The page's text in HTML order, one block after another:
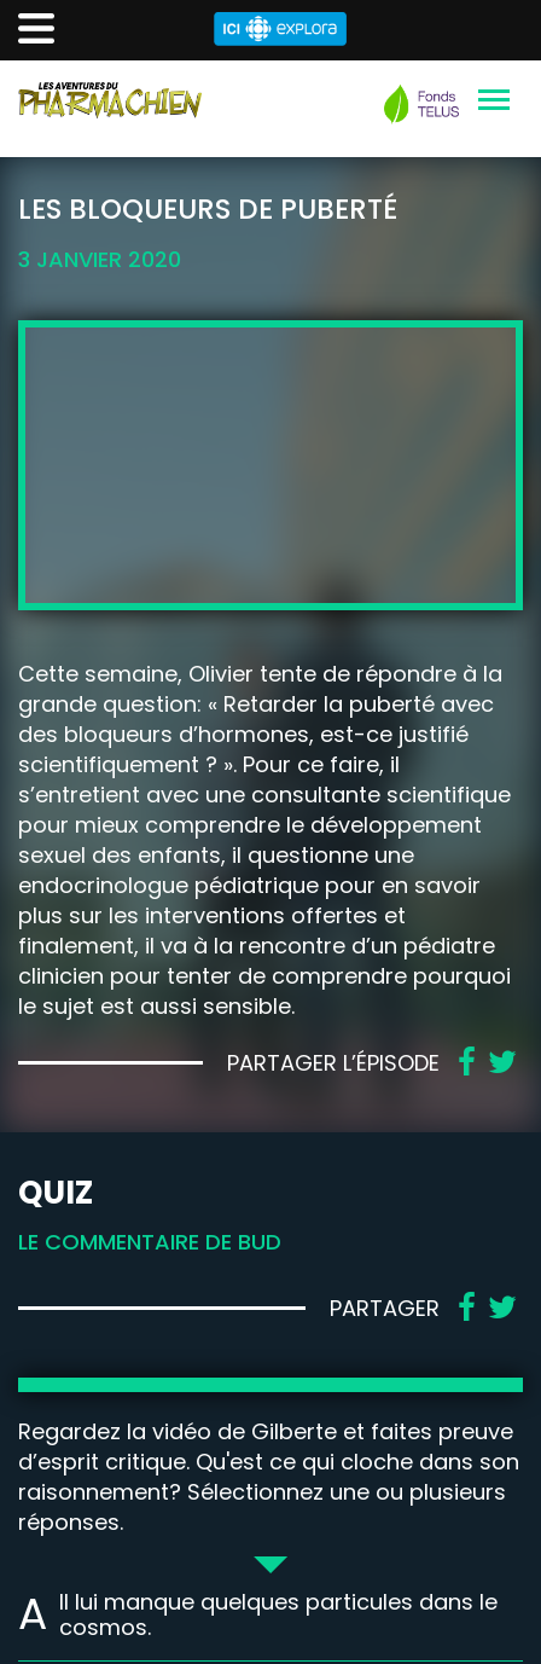
Aller
au
principal
LES BLOQUEURS DE PUBERTÉ
3 JANVIER 2020
Cette semaine, Olivier tente de répondre à la
grande question: « Retarder la puberté avec
des bloqueurs d’hormones, est-ce justifié
scientifiquement ? ». Pour ce faire, il
s’entretient avec une consultante scientifique
pour mieux comprendre le développement
sexuel des enfants, il questionne une
endocrinologue pédiatrique pour en savoir
plus sur les interventions offertes et
finalement, il va à la rencontre d’un pédiatre
clinicien pour tenter de comprendre pourquoi
le sujet est aussi sensible.
PARTAGER L’ÉPISODE
QUIZ
LE COMMENTAIRE DE BUD
PARTAGER
Regardez la vidéo de Gilberte et faites preuve
d’esprit critique. Qu'est ce qui cloche dans son
raisonnement? Sélectionnez une ou plusieurs
réponses.
A Il lui manque quelques particules dans le
cosmos.